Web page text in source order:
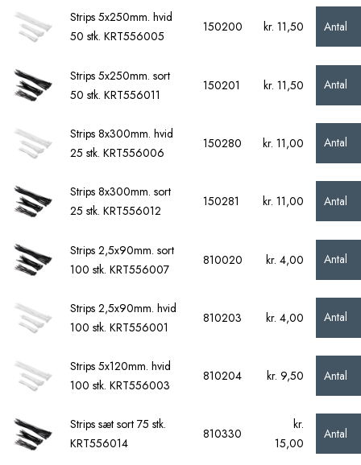
Strips 5x250mm. hvid
50 stk. KRT556005
150200 kr. 11,50 Antal
Strips 5x250mm. sort
50 stk. KRT556011
150201 kr. 11,50 Antal
Strips 8x300mm. hvid
25 stk. KRT556006
150280 kr. 11,00 Antal
Strips 8x300mm. sort
25 stk. KRT556012
150281 kr. 11,00 Antal
Strips 2,5x90mm. sort
100 stk. KRT556007
810020 kr. 4,00 Antal
Strips 2,5x90mm. hvid
100 stk. KRT556001
810203 kr. 4,00 Antal
Strips 5x120mm. hvid
100 stk. KRT556003
810204 kr. 9,50 Antal
Strips sæt sort 75 stk.
KRT556014
810330
kr.
15,00
Antal